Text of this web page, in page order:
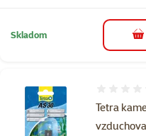
Skladom
Tetra